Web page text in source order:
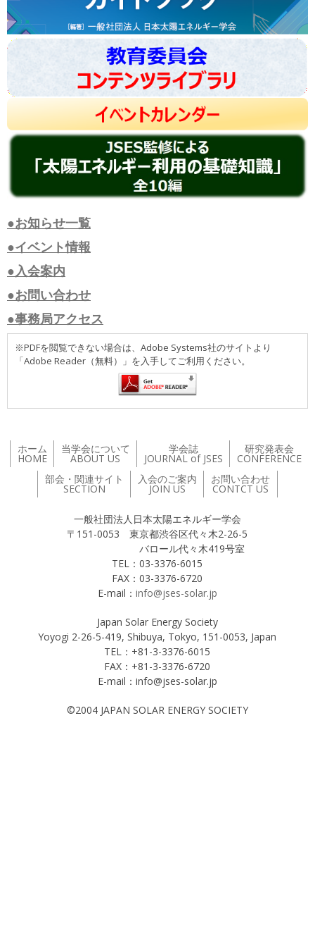
●お知らせ一覧
●イベント情報
●入会案内
●お問い合わせ
●事務局アクセス
※PDFを閲覧できない場合は、Adobe Systems社のサイトより
「Adobe Reader（無料）」を入手してご利用ください。
ホーム
HOME
当学会について
ABOUT US
学会誌
JOURNAL of JSES
研究発表会
CONFERENCE
部会・関連サイト
SECTION
入会のご案内
JOIN US
お問い合わせ
CONTCT US
一般社団法人日本太陽エネルギー学会
〒151-0053 東京都渋谷区代々木2-26-5
バロール代々木419号室
TEL：03-3376-6015
FAX：03-3376-6720
E-mail： info@jses-solar.jp
Japan Solar Energy Society
Yoyogi 2-26-5-419, Shibuya, Tokyo, 151-0053, Japan
TEL：+81-3-3376-6015
FAX：+81-3-3376-6720
E-mail：info@jses-solar.jp
©2004 JAPAN SOLAR ENERGY SOCIETY